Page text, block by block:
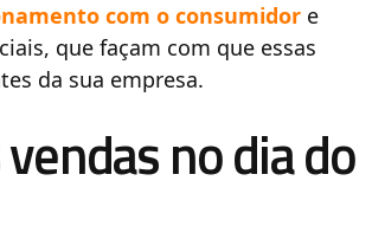
com o consumidor e
que façam com que essas
da sua empresa.
no dia do